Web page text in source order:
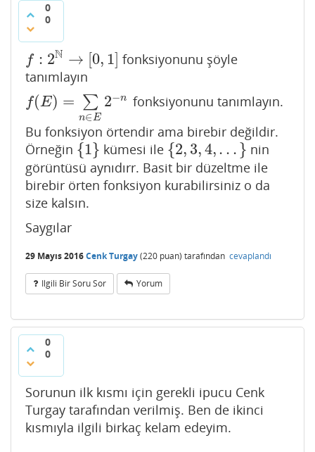
0
0
f : 2N → [0, 1]
f:2N→ 0,1
fonksiyonunu şöyle
tanımlayın
f(E) = ∑
n∈E
2−n
f(E)=∑ n∈ 2 − n
fonksiyonunu tanımlayın.
Bu fonksiyon örtendir ama birebir değildir.
Örneğin {1}
{ 1} kümesi ile {2, 3,4,. . . }
{ 2,3 ,4, ...}
nin
görüntüsü aynıdırr. Basit bir düzeltme ile
birebir örten fonksiyon kurabilirsiniz o da
size kalsın.
Saygılar
29 Mayıs 2016Cenk Turgay(220 puan) tarafından cevaplandı
Ilgili Bir Soru Sor Yorum
0
0
Sorunun ilk kısmı için gerekli ipucu Cenk
Turgay tarafından verilmiş. Ben de ikinci
kısmıyla ilgili birkaç kelam edeyim.